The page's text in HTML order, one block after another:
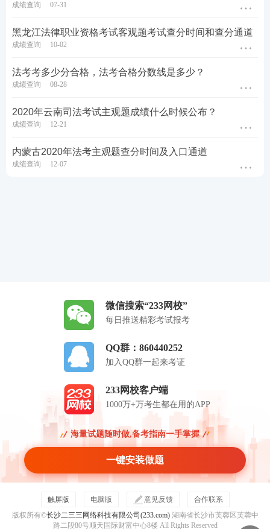
成绩查询 07-31
黑龙江法律职业资格考试客观题考试查分时间和查分通道
成绩查询 10-02
法考考多少分合格，法考合格分数线是多少？
成绩查询 08-28
2020年云南司法考试主观题成绩什么时候公布？
成绩查询 12-21
内蒙古2020年法考主观题查分时间及入口通道
成绩查询 12-07
微信搜索“233网校”
每日推送精彩考试报考
QQ群：860440252
加入QQ群一起来考证
233网校客户端
1000万+万考生都在用的APP
海量试题随时做,备考指南一手掌握
一键安装做题
触屏版 电脑版 意见反馈
合作联系
版权所有©长沙二三三网络科技有限公司(233.com)湖南省长沙市芙蓉区芙蓉中
路二段80号顺天国际财富中心8楼 All Rights Reserved